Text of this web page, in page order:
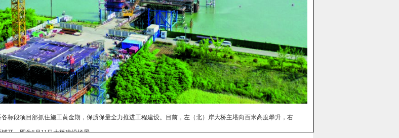
标段项目部抓住施工黄金期，保质保量全力推进工程建设。目前，左（北）岸大桥主塔向百米高度攀升，右
开。图为5月11日大桥建设场景。